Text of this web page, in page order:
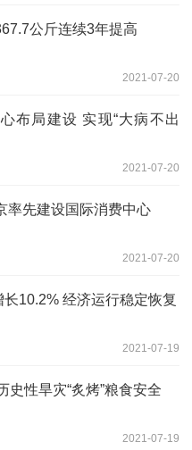
公斤连续3年提高
2021-07-20
布局建设 实现“大病不出
2021-07-20
率先建设国际消费中心
2021-07-20
10.2% 经济运行稳定恢复
2021-07-19
性旱灾“炙烤”粮食安全
2021-07-19